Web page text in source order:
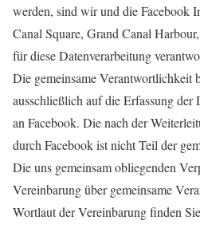
werden, sind wir und die Facebook
Canal Square, Grand Canal
für diese Datenverarbeitung
Die gemeinsame Verantwortlichkeit
ausschließlich auf die Erfassung der
an Facebook. Die nach der
durch Facebook ist nicht Teil der
Die uns gemeinsam obliegenden
Vereinbarung über gemeinsame
Wortlaut der Vereinbarung finden